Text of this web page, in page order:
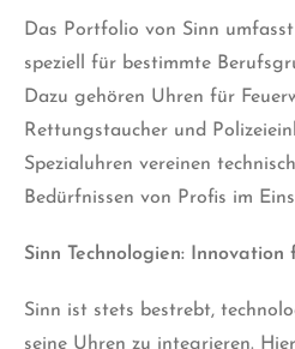
Das Portfolio von Sinn
speziell für bestimmte
Dazu gehören Uhren für
Rettungstaucher und
Spezialuhren vereinen
Bedürfnissen von Profis im
Sinn Technologien:
Sinn ist stets bestrebt,
seine Uhren zu integrieren.